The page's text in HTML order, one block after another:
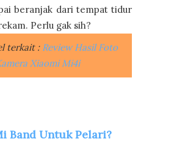
beranjak dari tempat tidur
Perlu gak sih?
terkait : Review Hasil Foto
Xiaomi Mi4i
Band Untuk Pelari?